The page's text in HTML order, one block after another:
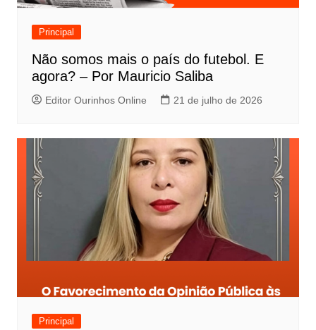
Principal
Não somos mais o país do futebol. E
agora? – Por Mauricio Saliba
Editor Ourinhos Online 21 de julho de 2026
Principal